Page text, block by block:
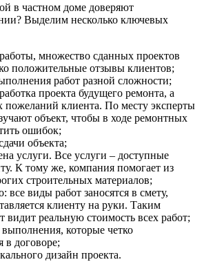
в частном доме доверяют
Выделим несколько ключевых
множество сданных проектов
положительные отзывы клиентов;
работ разной сложности;
проекта будущего ремонта, а
пожеланий клиента. По месту эксперты
объект, чтобы в ходе ремонтных
ошибок;
объекта;
услуги. Все услуги – доступные
К тому же, компания помогает из
строительных материалов;
все виды работ заносятся в смету,
клиенту на руки. Таким
видит реальную стоимость всех работ;
которые четко
в договоре;
дизайн проекта.